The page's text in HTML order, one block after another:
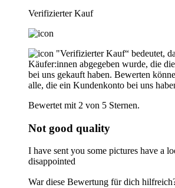
Verifizierter Kauf
"Verifizierter Kauf“ bedeutet,
Käufer:innen abgegeben wurde, die
bei uns gekauft haben. Bewerten
alle, die ein Kundenkonto bei uns
Bewertet mit 2 von 5 Sternen.
Not good quality
I have sent you some pictures have a
disappointed
War diese Bewertung für dich